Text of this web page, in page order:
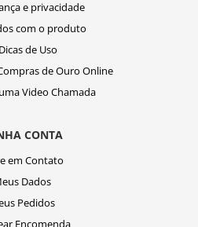
e privacidade
com o produto
Dicas de Uso
de Ouro Online
Video Chamada
CONTA
em Contato
Dados
Pedidos
Encomenda